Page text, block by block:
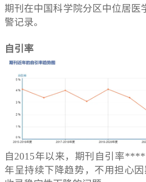
期刊在中国科学院分区中位居医
警记录。
自引率
自2015年以来，期刊自引率
年呈持续下降趋势，不用担心